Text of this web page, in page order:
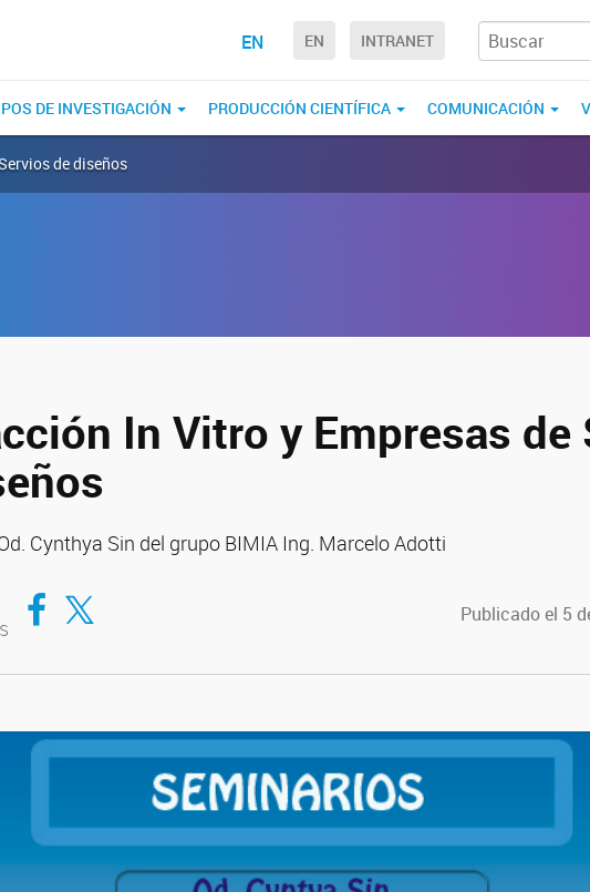
EN EN INTRANET
DE INVESTIGACIÓN PRODUCCIÓN CIENTÍFICA COMUNICACIÓN
de diseños
In Vitro y Empresas de
Cynthya Sin del grupo BIMIA Ing. Marcelo Adotti
Compartir en Facebook
Compartir en Twitter Publicado el 5